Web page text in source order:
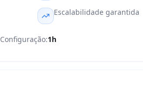
Escalabilidade garantida
Configuração:1h